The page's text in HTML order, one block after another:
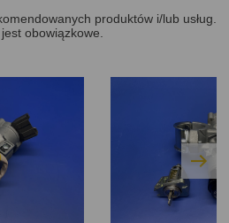
produktów i/lub usług.
obowiązkowe.